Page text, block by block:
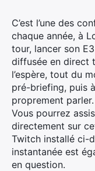
C’est l’une des
chaque année, à
tour, lancer son
diffusée en direct
l’espère, tout du
pré-briefing, puis
proprement parler.
Vous pourrez
directement sur
Twitch installé ci-
instantanée est
en question.